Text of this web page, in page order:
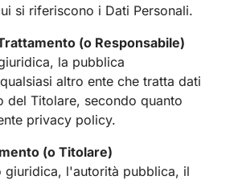
si riferiscono i Dati Personali.
(o Responsabile)
la pubblica
altro ente che tratta dati
del Titolare, secondo quanto
privacy policy.
(o Titolare)
giuridica, l'autorità pubblica, il